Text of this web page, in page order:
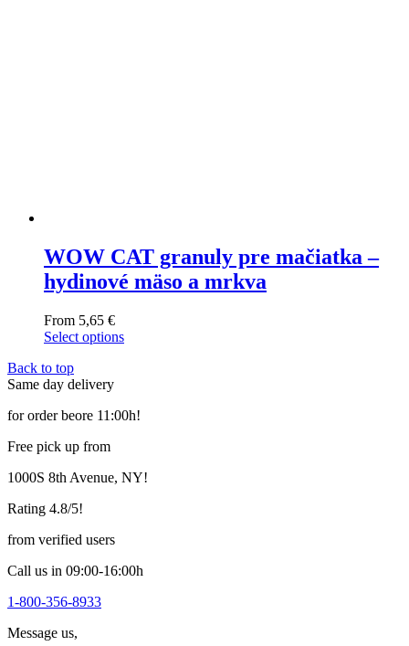
WOW CAT granuly pre mačiatka –
hydinové mäso a mrkva
From 5,65 €
Select options
product
has
variants.
options
be
chosen
on
the
product
page
Back to top
Same day delivery
for order beore 11:00h!
Free pick up from
1000S 8th Avenue, NY!
Rating 4.8/5!
from verified users
Call us in 09:00-16:00h
1-800-356-8933
Message us,